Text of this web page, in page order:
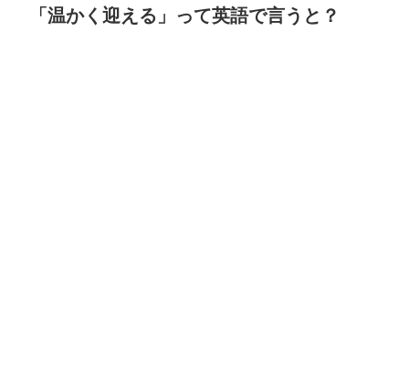
「温かく迎える」って英語で言うと？